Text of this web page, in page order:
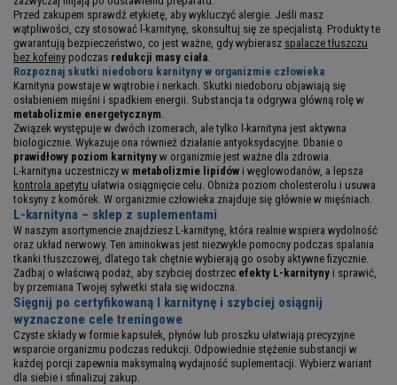
Przed zakupem sprawdź etykietę, aby wykluczyć alergie. Jeśli masz
wątpliwości, czy stosować l-karnitynę, skonsultuj się ze specjalistą. Produkty te
gwarantują bezpieczeństwo, co jest ważne, gdy wybierasz spalacze tłuszczu
bez kofeiny podczas redukcji masy ciała
Rozpoznaj skutki niedoboru karnityny w organizmie człowieka
Karnityna powstaje w wątrobie i nerkach. Skutki niedoboru objawiają się
osłabieniem mięśni i spadkiem energii. Substancja ta odgrywa główną rolę w
metabolizmie energetycznym
Związek występuje w dwóch izomerach, ale tylko l-karnityna jest aktywna
biologicznie. Wykazuje ona również działanie antyoksydacyjne. Dbanie o
prawidłowy poziom karnityny w organizmie jest ważne dla zdrowia.
L-karnityna uczestniczy w metabolizmie lipidów i węglowodanów, a lepsza
kontrola apetytu ułatwia osiągnięcie celu. Obniża poziom cholesterolu i usuwa
toksyny z komórek. W organizmie człowieka znajduje się głównie w mięśniach.
L-karnityna – sklep z suplementami
W naszym asortymencie znajdziesz L-karnitynę, która realnie wspiera wydolność
oraz układ nerwowy. Ten aminokwas jest niezwykle pomocny podczas spalania
tkanki tłuszczowej, dlatego tak chętnie wybierają go osoby aktywne fizycznie.
Zadbaj o właściwą podaż, aby szybciej dostrzec efekty L-karnityny i sprawić,
by przemiana Twojej sylwetki stała się widoczna.
Sięgnij po certyfikowaną l karnitynę i szybciej osiągnij
wyznaczone cele treningowe
Czyste składy w formie kapsułek, płynów lub proszku ułatwiają precyzyjne
wsparcie organizmu podczas redukcji. Odpowiednie stężenie substancji w
każdej porcji zapewnia maksymalną wydajność suplementacji. Wybierz wariant
dla siebie i sfinalizuj zakup.